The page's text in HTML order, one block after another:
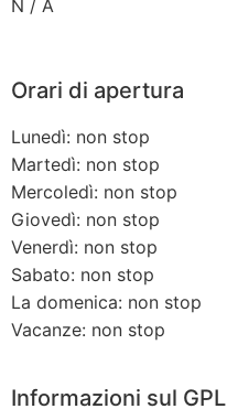
N / A
Orari di apertura
Lunedì: non stop
Martedì: non stop
Mercoledì: non stop
Giovedì: non stop
Venerdì: non stop
Sabato: non stop
La domenica: non stop
Vacanze: non stop
Informazioni sul GPL